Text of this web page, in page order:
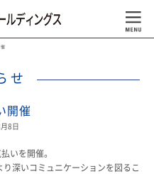
せ
開催
8日
いを開催。
深いコミュニケーションを図るこ